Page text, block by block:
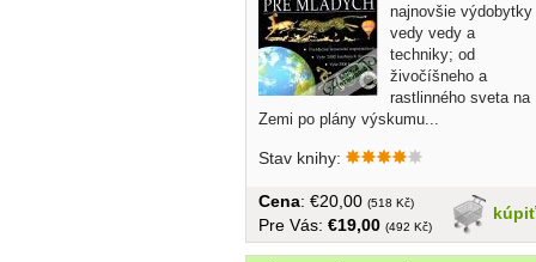
najnovšie výdobytky
vedy vedy a
techniky; od
živočíšneho a
rastlinného sveta na
Zemi po plány výskumu...
Stav knihy:
kúpiť
Cena: €20,00 (518 Kč)
Pre Vás: €19,00 (492 Kč)